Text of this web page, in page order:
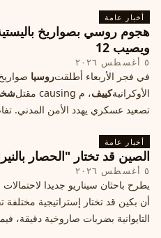
أخبار عامة
هجوم روسي بصواريخ
ويصيب 12
٥ أغسطس ٢٠٢٦
في فجر الأربعاء أطلقتروسيا
الأوكرانيةكييف، م causing مقتل
تصعيد عسكري يهدد الأمن المدني.
أخبار عامة
الصين قد تختار "الحصار
٥ أغسطس ٢٠٢٦
يطرح باحثان سيناريو جديدا
أن بكين قد تختار إستراتيجية
التايوانية بضربات صاروخية دقيقة،